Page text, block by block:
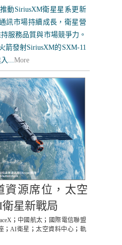
動SiriusXM衛星星系更新
訊市場持續成長，衛星營
服務品質與市場競爭力。
箭發射SiriusXM的SXM-11
...More
資源席位，太空
星新戰局
； 中國航太 ； 國際電信聯盟
；AI衛星 ； 太空資料中心 ； 軌